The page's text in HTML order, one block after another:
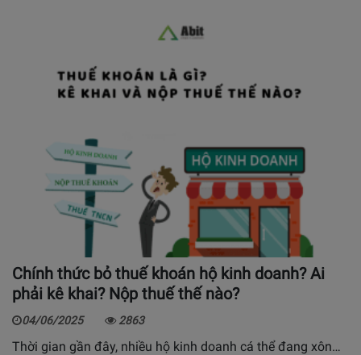
Chính thức bỏ thuế khoán hộ kinh doanh? Ai
phải kê khai? Nộp thuế thế nào?
04/06/2025 2863
Thời gian gần đây, nhiều hộ kinh doanh cá thể đang xôn…